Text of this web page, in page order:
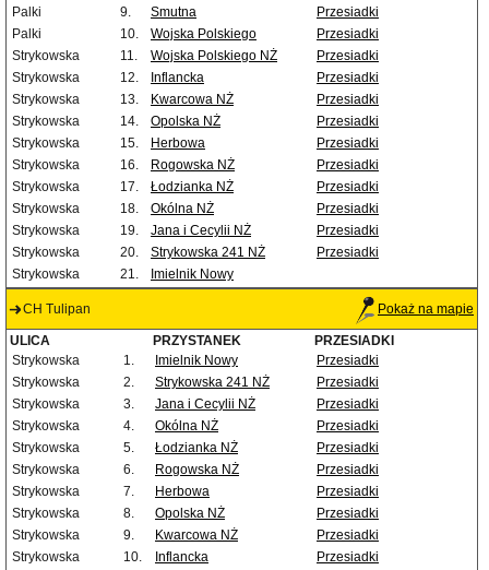
Palki
9. Smutna
Przesiadki
Palki
10. Wojska Polskiego
Przesiadki
Strykowska
11. Wojska Polskiego NŻ
Przesiadki
Strykowska
12. Inflancka
Przesiadki
Strykowska
13. Kwarcowa NŻ
Przesiadki
Strykowska
14. Opolska NŻ
Przesiadki
Strykowska
15. Herbowa
Przesiadki
Strykowska
16. Rogowska NŻ
Przesiadki
Strykowska
17. Łodzianka NŻ
Przesiadki
Strykowska
18. Okólna NŻ
Przesiadki
Strykowska
19. Jana i Cecylii NŻ
Przesiadki
Strykowska
20. Strykowska 241 NŻ
Przesiadki
Strykowska
21. Imielnik Nowy
CH Tulipan Pokaż na mapie
ULICA PRZYSTANEK
PRZESIADKI
Strykowska
1. Imielnik Nowy
Przesiadki
Strykowska
2. Strykowska 241 NŻ
Przesiadki
Strykowska
3. Jana i Cecylii NŻ
Przesiadki
Strykowska
4. Okólna NŻ
Przesiadki
Strykowska
5. Łodzianka NŻ
Przesiadki
Strykowska
6. Rogowska NŻ
Przesiadki
Strykowska
7. Herbowa
Przesiadki
Strykowska
8. Opolska NŻ
Przesiadki
Strykowska
9. Kwarcowa NŻ
Przesiadki
Strykowska
10. Inflancka Przesiadki